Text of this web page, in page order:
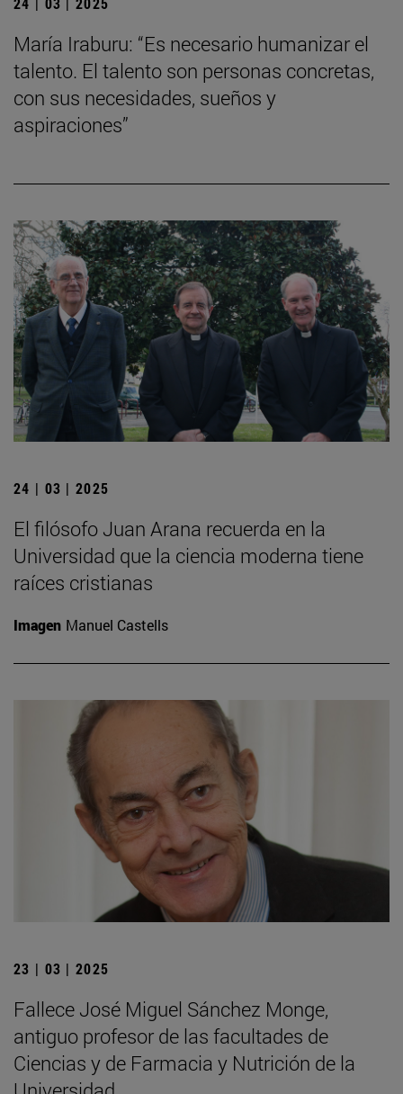
María Iraburu: “Es necesario humanizar el
talento. El talento son personas concretas,
con sus necesidades, sueños y
aspiraciones”
24 | 03 | 2025
El filósofo Juan Arana recuerda en la
Universidad que la ciencia moderna tiene
raíces cristianas
Imagen Manuel Castells
23 | 03 | 2025
Fallece José Miguel Sánchez Monge,
antiguo profesor de las facultades de
Ciencias y de Farmacia y Nutrición de la